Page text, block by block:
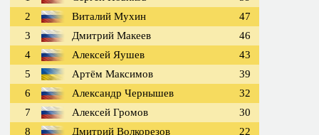
2
Виталий Мухин
47
3
Дмитрий Макеев
46
4
Алексей Яушев
43
5
Артём Максимов
39
6
Александр Чернышев
32
7
Алексей Громов
30
8
Дмитрий Волкорезов 22